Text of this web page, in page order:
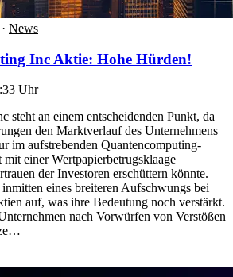
· News
Inc Aktie: Hohe Hürden!
Uhr
steht an einem entscheidenden Punkt, da
den Marktverlauf des Unternehmens
im aufstrebenden Quantencomputing-
mit einer Wertpapierbetrugsklaage
der Investoren erschüttern könnte.
eines breiteren Aufschwungs bei
auf, was ihre Bedeutung noch verstärkt.
nach Vorwürfen von Verstößen